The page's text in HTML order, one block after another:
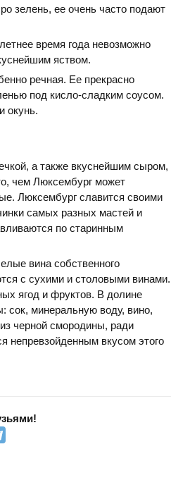
зелень, ее очень часто подают
время года невозможно
яством.
речная. Ее прекрасно
под кисло-сладким соусом.
окунь.
а также вкуснейшим сыром,
чем Люксембург может
Люксембург славится своими
самых разных мастей и
по старинным
вина собственного
с сухими и столовыми винами.
ягод и фруктов. В долине
сок, минеральную воду, вино,
черной смородины, ради
непревзойденным вкусом этого